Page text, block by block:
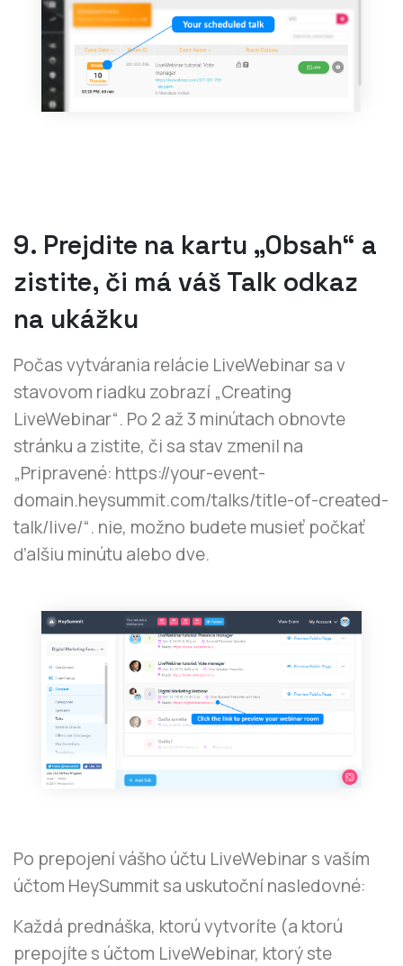
9. Prejdite na kartu „Obsah“ a
zistite, či má váš Talk odkaz
na ukážku
Počas vytvárania relácie LiveWebinar sa v
stavovom riadku zobrazí „Creating
LiveWebinar“. Po 2 až 3 minútach obnovte
stránku a zistite, či sa stav zmenil na
„Pripravené: https://your-event-
domain.heysummit.com/talks/title-of-created-
talk/live/“. nie, možno budete musieť počkať
ďalšiu minútu alebo dve.
Po prepojení vášho účtu LiveWebinar s vaším
účtom HeySummit sa uskutoční nasledovné:
Každá prednáška, ktorú vytvoríte (a ktorú
prepojíte s účtom LiveWebinar, ktorý ste